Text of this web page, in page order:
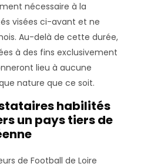
nécessaire à la
visées ci-avant et ne
Au-delà de cette durée,
à des fins exclusivement
lieu à aucune
nature que ce soit.
habilités
un pays tiers de
de Football de Loire